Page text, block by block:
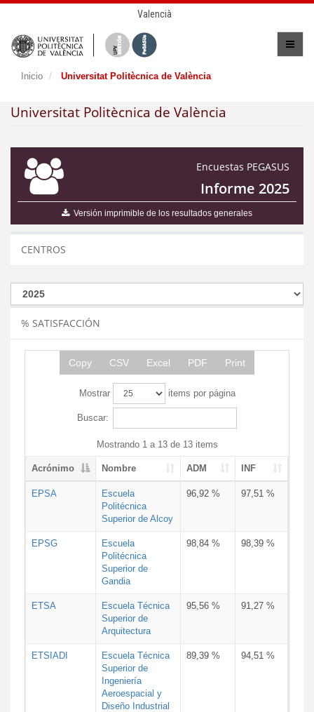
Valencià
Inicio Universitat Politècnica de València
Universitat Politècnica de València
Encuestas PEGASUS
Informe 2025
Versión imprimible de los resultados generales
CENTROS
% SATISFACCIÓN
Copy CSV Excel PDF Print
Mostrar items por página
Buscar:
Mostrando 1 a 13 de 13 items
Acrónimo Nombre ADM INF
EPSA
Escuela
Politécnica
Superior de Alcoy
96,92 % 97,51 %
EPSG
Escuela
Politécnica
Superior de
Gandia
98,84 % 98,39 %
ETSA
Escuela Técnica
Superior de
Arquitectura
95,56 % 91,27 %
ETSIADI
Escuela Técnica
Superior de
Ingeniería
Aeroespacial y
Diseño Industrial
89,39 % 94,51 %